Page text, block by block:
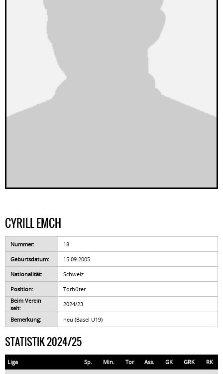
CYRILL EMCH
Nummer:
18
Geburtsdatum:
15.09.2005
Nationalität:
Schweiz
Position:
Torhüter
Beim Verein
seit:
2024/23
Bemerkung: neu (Basel U19)
STATISTIK 2024/25
Liga Sp. Min. Tor Ass. GK GRK RK